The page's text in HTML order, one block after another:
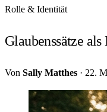
Rolle & Identität
Glaubenssätze
Von Sally Matthes · 22.